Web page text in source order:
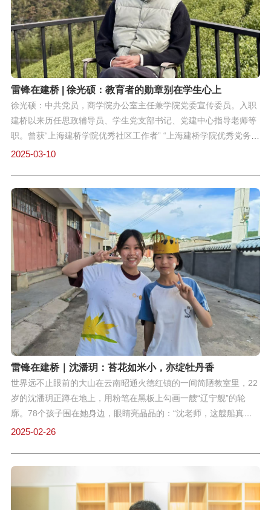
最后一道关”。今年党委会上，班子成员集体“逼宫”，要他参评“教职
工雷锋奖”，这一次，他没能拗过那些追随他十余年的同事们。“雷
锋奖不仅是对我个人工作的认可，更是对我多年来坚守教育初心、
践行服务理念的肯定。不仅仅是我，这份荣誉属于每一位在平凡岗
位上默默奉献的教职工。”01五十岁，正当拼
雷锋在建桥 | 徐光硕：教育者的勋章别在学生心上
徐光硕：中共党员，商学院办公室主任兼学院党委宣传委员。入职
建桥以来历任思政辅导员、学生党支部书记、党建中心指导老师等
职。曾获“上海建桥学院优秀社区工作者” “上海建桥学院优秀党务工
作者”“上海建桥学院商学院优秀共产党员” “上海建桥学院商学院优
学期的工作表。桌角的绿萝郁郁葱葱，桌上放着一张泛黄的照片
——那是他父亲穿着旧衬衫站在乡村讲台上的模样。“父亲用40余
年的教学经历告诉我，教育是静待花开的事业。”他笑着说道。今年
36岁的徐光硕，刚刚荣获“雷锋金奖”，他说更愿称自己为“一名普通
的教育工作者”。从乡村讲台到大学校园：父亲的接力棒交给了我
“记得小时候，父亲背的提包里总是装满学生交的作业本，他说‘每
个字都是孩子们的未来’。”徐光硕的眼里闪着亮光。2016年，当乡
村教师父亲退休那年，他带着父亲的叮咛和一本《雷锋日记》，走
进了上海建桥学院的校门。 初任思政辅导员时，他常在深夜翻看学
生档案，把每个学生的情况熟记于心。有个叫小李的学生让他印象
深刻：因家庭贫困差点辍学，却总躲在角
2025-03-10
雷锋在建桥｜沈潘玥：苔花如米小，亦绽牡丹香
世界远不止眼前的大山在云南昭通火德红镇的一间简陋教室里，22
岁的沈潘玥正蹲在地上，用粉笔在黑板上勾画一艘“辽宁舰”的轮
廓。78个孩子围在她身边，眼睛亮晶晶的：“沈老师，这艘船真的
能飞吗？”她笑着点头，转身从背包里掏出一叠中国航海博物馆捐赠
区。由于孩子们摸底考试成绩普遍偏低、学业基础薄弱，加上师生
初识时的陌生感让课堂氛围略显冷清——许多孩子低着头不愿开口
2025-02-26